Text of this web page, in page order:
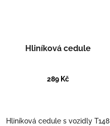
Hliníková cedule
289 Kč
Hliníková cedule s vozidly T148